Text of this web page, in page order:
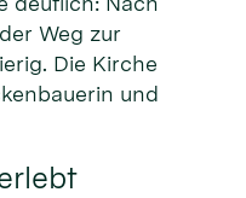
Weg zur
Die Kirche
und